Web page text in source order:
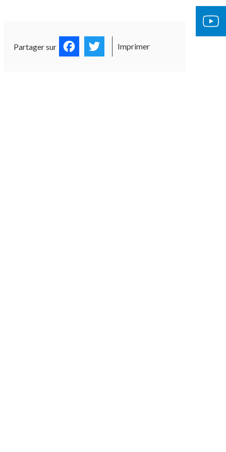
Partager sur FacebookTwitter
Imprimer